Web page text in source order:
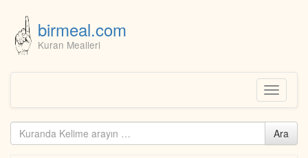
birmeal.com
Kuran Mealleri
Toggle
Kuranda
ara...
Ara